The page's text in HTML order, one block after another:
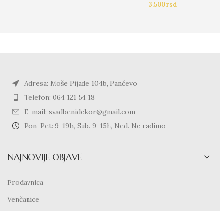
3.500rsd
Adresa: Moše Pijade 104b, Pančevo
Telefon: 064 121 54 18
E-mail: svadbenidekor@gmail.com
Pon-Pet: 9-19h, Sub. 9-15h, Ned. Ne radimo
NAJNOVIJE OBJAVE
Prodavnica
Venčanice